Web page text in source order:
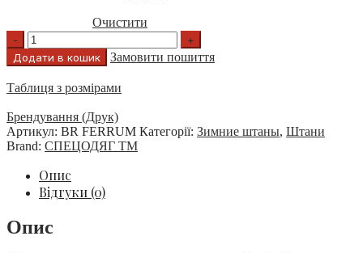
Очистити
Додати в кошик Замовити пошиття
Таблиця з розмірами
Брендування (Друк)
Артикул: BR FERRUM Категорії: Зимние штаны, Штани
Brand: СПЕЦОДЯГ ТМ
Опис
Відгуки (0)
Опис